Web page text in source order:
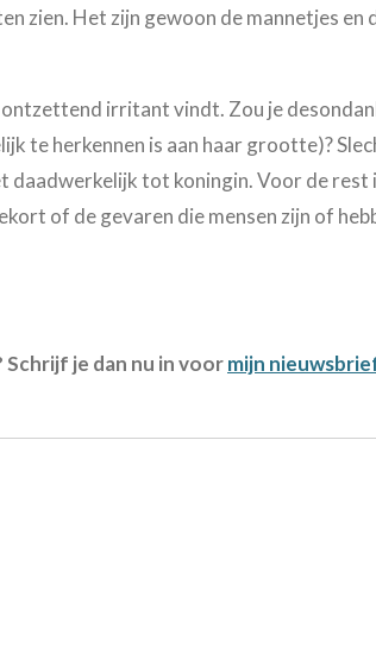
zien. Het zijn gewoon de mannetjes en
irritant vindt. Zou je
te herkennen is aan haar grootte)?
daadwerkelijk tot koningin. Voor de rest
of de gevaren die mensen zijn of
je dan nu in voormijn